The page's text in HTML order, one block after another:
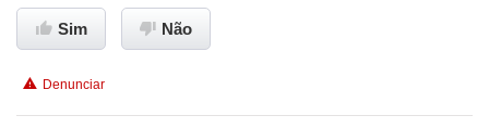
Conciliação com a vida familiar
Sim Não
Denunciar